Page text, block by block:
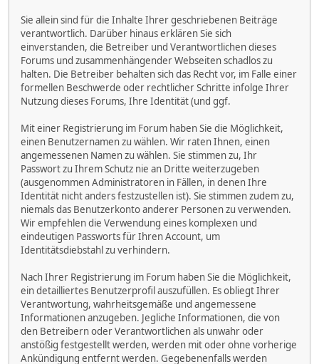
Sie allein sind für die Inhalte Ihrer geschriebenen Beiträge
verantwortlich. Darüber hinaus erklären Sie sich
einverstanden, die Betreiber und Verantwortlichen dieses
Forums und zusammenhängender Webseiten schadlos zu
halten. Die Betreiber behalten sich das Recht vor, im Falle einer
formellen Beschwerde oder rechtlicher Schritte infolge Ihrer
Nutzung dieses Forums, Ihre Identität (und ggf.
Mit einer Registrierung im Forum haben Sie die Möglichkeit,
einen Benutzernamen zu wählen. Wir raten Ihnen, einen
angemessenen Namen zu wählen. Sie stimmen zu, Ihr
Passwort zu Ihrem Schutz nie an Dritte weiterzugeben
(ausgenommen Administratoren in Fällen, in denen Ihre
Identität nicht anders festzustellen ist). Sie stimmen zudem zu,
niemals das Benutzerkonto anderer Personen zu verwenden.
Wir empfehlen die Verwendung eines komplexen und
eindeutigen Passworts für Ihren Account, um
Identitätsdiebstahl zu verhindern.
Nach Ihrer Registrierung im Forum haben Sie die Möglichkeit,
ein detailliertes Benutzerprofil auszufüllen. Es obliegt Ihrer
Verantwortung, wahrheitsgemäße und angemessene
Informationen anzugeben. Jegliche Informationen, die von
den Betreibern oder Verantwortlichen als unwahr oder
anstößig festgestellt werden, werden mit oder ohne vorherige
Ankündigung entfernt werden. Gegebenenfalls werden